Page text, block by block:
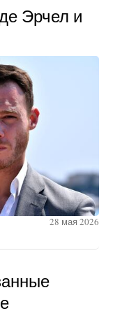
Эрчел и
28 мая 2026